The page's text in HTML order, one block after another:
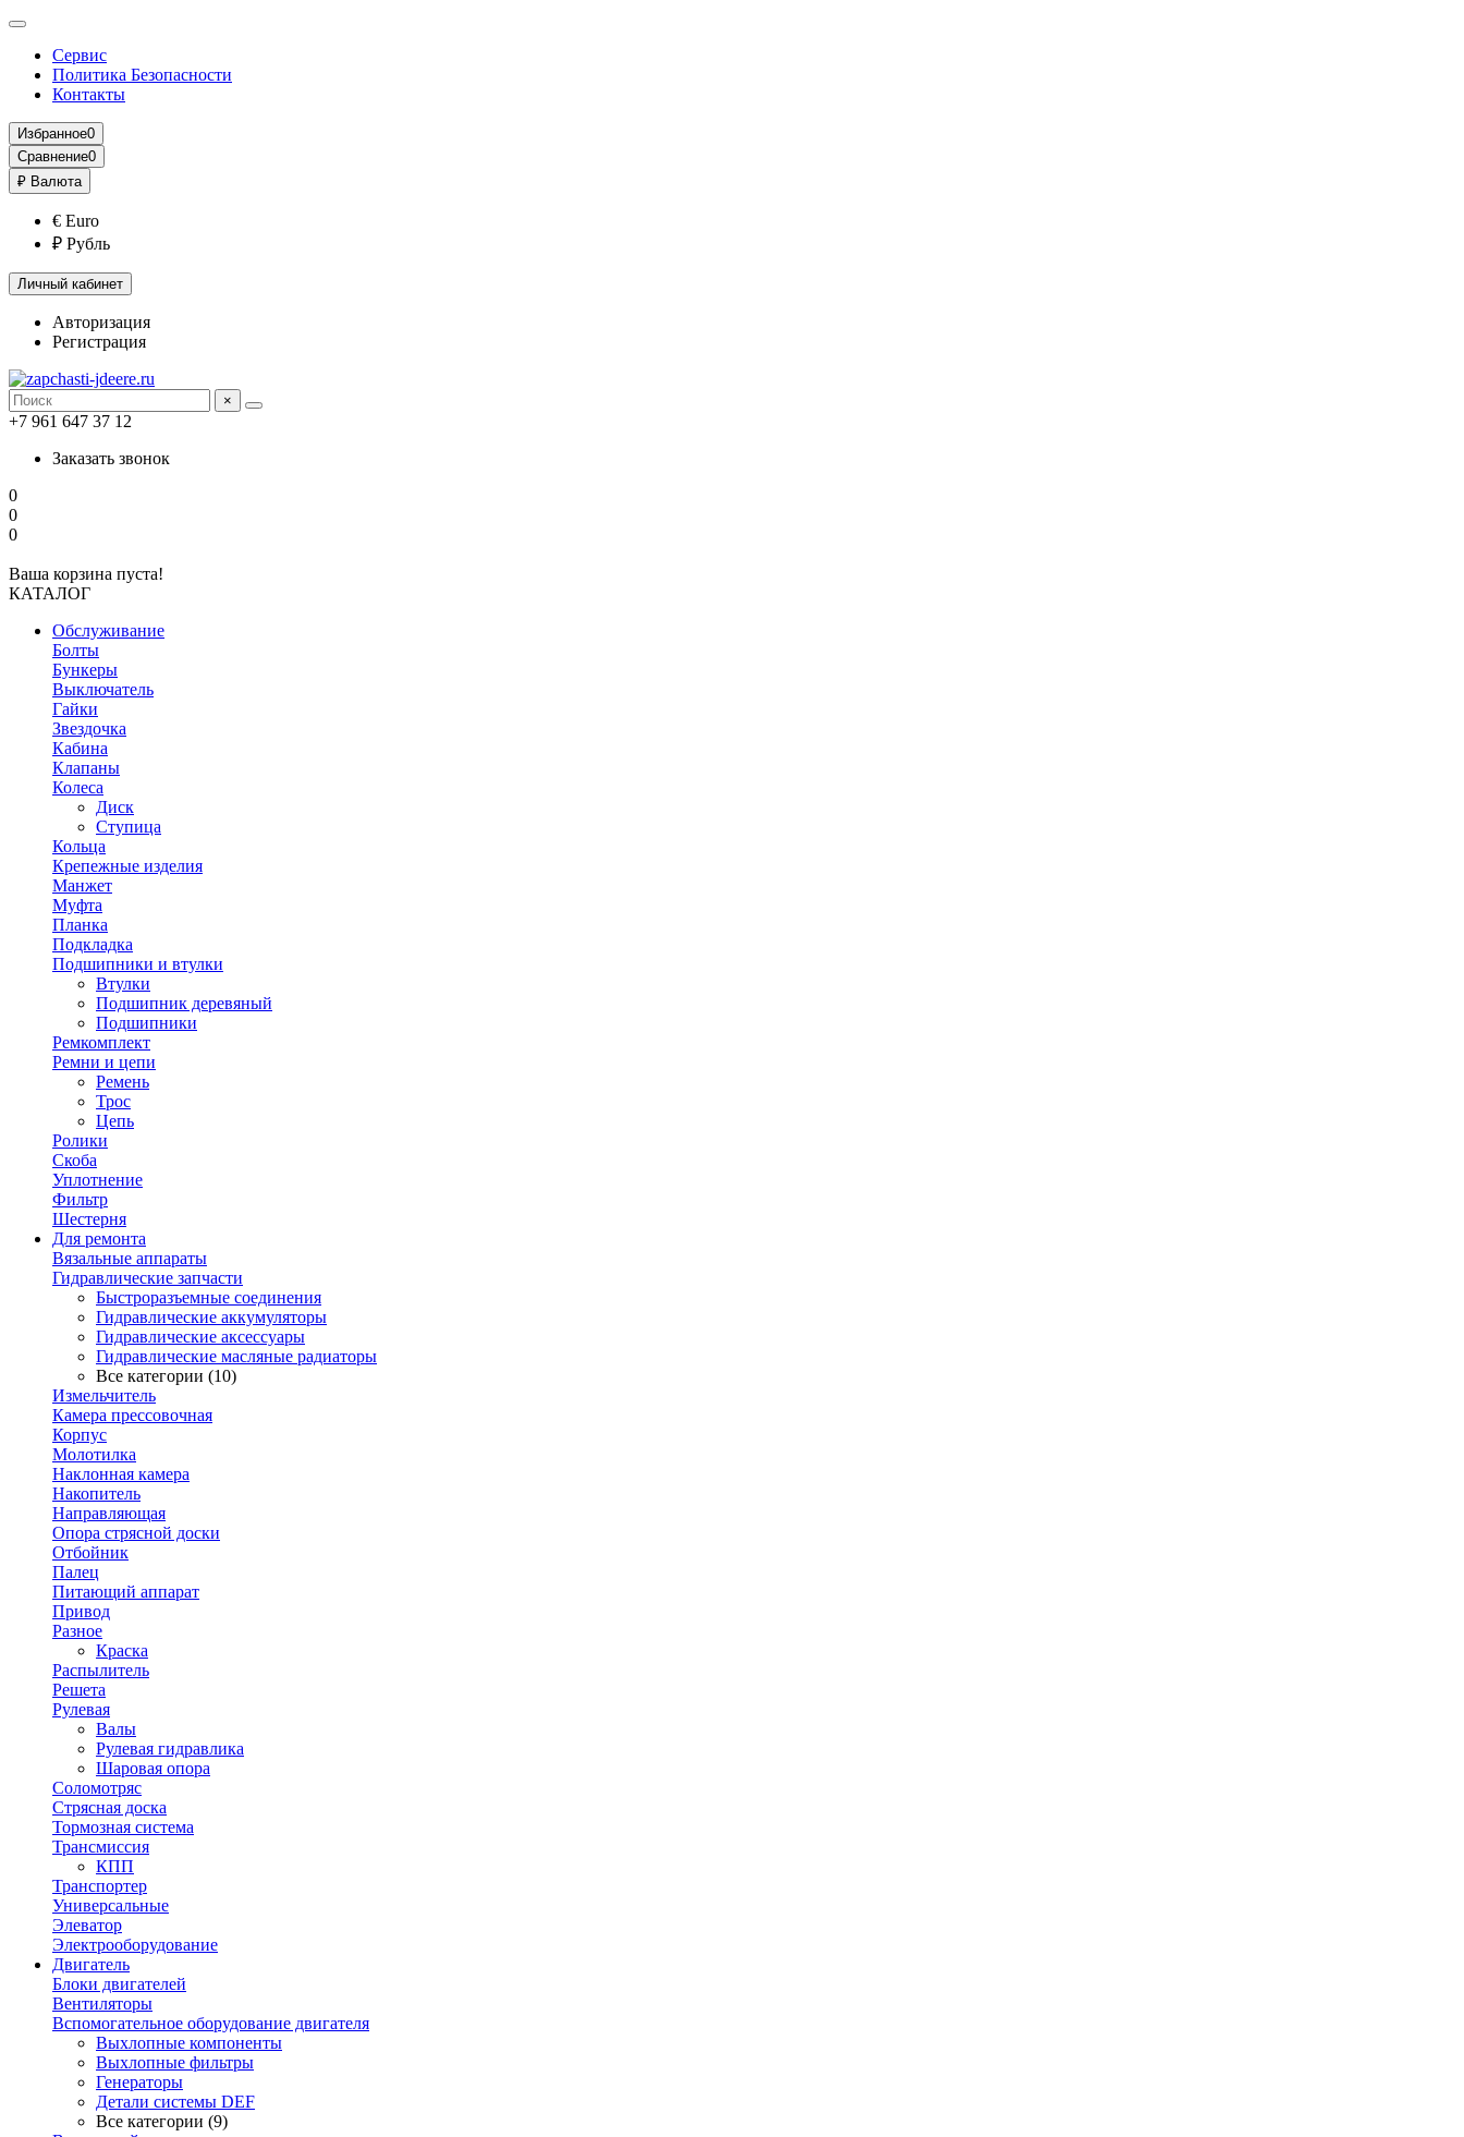
Сервис
Политика Безопасности
Контакты
Избранное0
Сравнение0
₽ Валюта
€ Euro
₽ Рубль
Личный кабинет
Авторизация
Регистрация
×
+7 961 647 37 12
Заказать звонок
0
0
0
Ваша корзина пуста!
КАТАЛОГ
Обслуживание
Болты
Бункеры
Выключатель
Гайки
Звездочка
Кабина
Клапаны
Колеса
Диск
Ступица
Кольца
Крепежные изделия
Манжет
Муфта
Планка
Подкладка
Подшипники и втулки
Втулки
Подшипник деревяный
Подшипники
Ремкомплект
Ремни и цепи
Ремень
Трос
Цепь
Ролики
Скоба
Уплотнение
Фильтр
Шестерня
Для ремонта
Вязальные аппараты
Гидравлические запчасти
Быстроразъемные соединения
Гидравлические аккумуляторы
Гидравлические аксессуары
Гидравлические масляные радиаторы
Все категории (10)
Измельчитель
Камера прессовочная
Корпус
Молотилка
Наклонная камера
Накопитель
Направляющая
Опора стрясной доски
Отбойник
Палец
Питающий аппарат
Привод
Разное
Краска
Распылитель
Решета
Рулевая
Валы
Рулевая гидравлика
Шаровая опора
Соломотряс
Стрясная доска
Тормозная система
Трансмиссия
КПП
Транспортер
Универсальные
Элеватор
Электрооборудование
Двигатель
Блоки двигателей
Вентиляторы
Вспомогательное оборудование двигателя
Выхлопные компоненты
Выхлопные фильтры
Генераторы
Детали системы DEF
Все категории (9)